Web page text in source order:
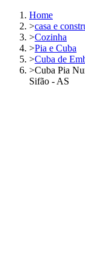
Home
>casa e
>Cozinha
>Pia e Cuba
>Cuba de
>Cuba Pia
Sifão - AS